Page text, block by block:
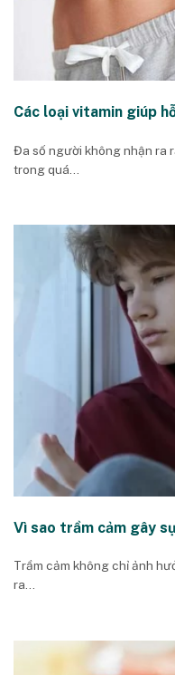
Các loại vitamin giúp
Đa số người không nhận ra
trong quá...
Vì sao trầm cảm gây
Trầm cảm không chỉ ảnh
ra...